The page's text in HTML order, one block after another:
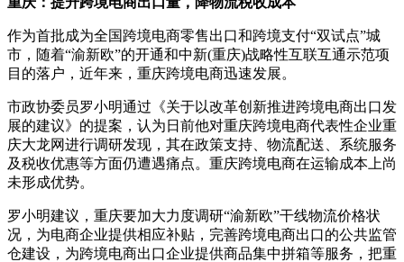
作为首批成为全国跨境电商零售出口和跨境支付“双试点”城
市，随着“渝新欧”的开通和中新(重庆)战略性互联互通示范项
目的落户，近年来，重庆跨境电商迅速发展。
市政协委员罗小明通过《关于以改革创新推进跨境电商出口发
展的建议》的提案，认为日前他对重庆跨境电商代表性企业重
庆大龙网进行调研发现，其在政策支持、物流配送、系统服务
及税收优惠等方面仍遭遇痛点。重庆跨境电商在运输成本上尚
未形成优势。
罗小明建议，重庆要加大力度调研“渝新欧”干线物流价格状
况，为电商企业提供相应补贴，完善跨境电商出口的公共监管
仓建设，为跨境电商出口企业提供商品集中拼箱等服务，把重